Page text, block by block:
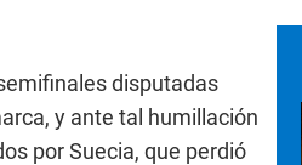
disputadas
y ante tal humillación
por Suecia, que perdió